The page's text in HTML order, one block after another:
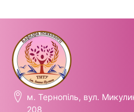
м. Тернопіль, вул.
208